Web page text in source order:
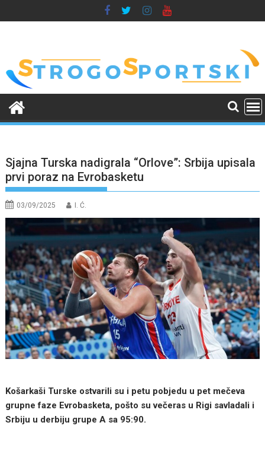
to
Sjajna Turska nadigrala “Orlove”: Srbija upisala
prvi poraz na Evrobasketu
03/09/2025 I. Ć.
Košarkaši Turske ostvarili su i petu pobjedu u pet mečeva
grupne faze Evrobasketa, pošto su večeras u Rigi savladali i
Srbiju u derbiju grupe A sa 95:90.